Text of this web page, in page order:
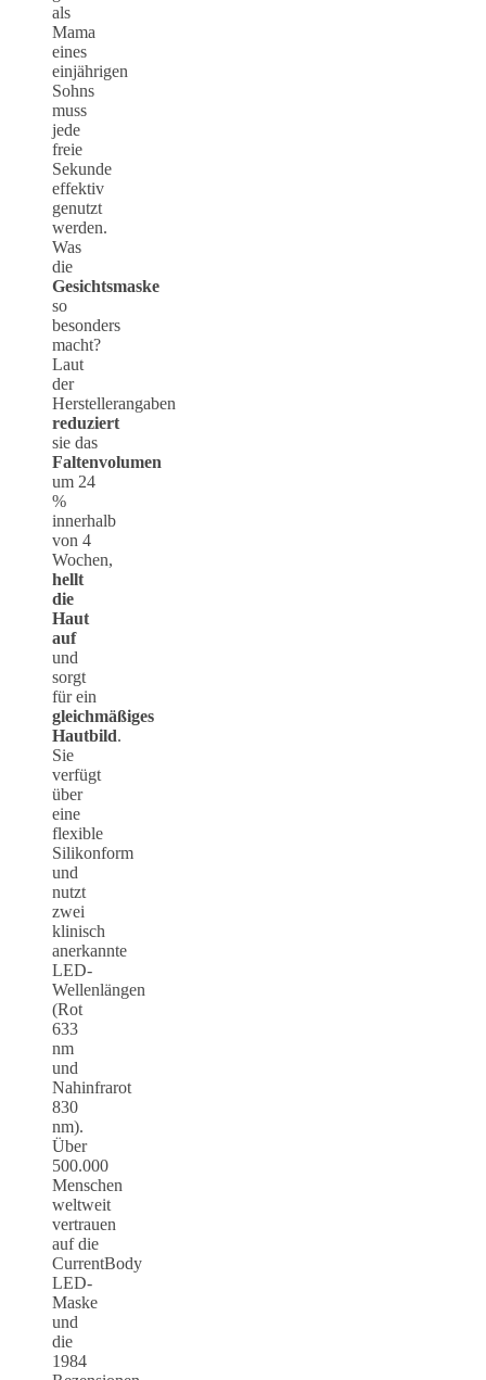
als
Mama
eines
einjährigen
Sohns
muss
jede
freie
Sekunde
effektiv
genutzt
werden.
Was
die
Gesichtsmaske
so
besonders
macht?
Laut
der
Herstellerangaben
reduziert
sie das
Faltenvolumen
um 24
%
innerhalb
von 4
Wochen,
hellt
die
Haut
auf
und
sorgt
für ein
gleichmäßiges
Hautbild.
Sie
verfügt
über
eine
flexible
Silikonform
und
nutzt
zwei
klinisch
anerkannte
LED-
Wellenlängen
(Rot
633
nm
und
Nahinfrarot
830
nm).
Über
500.000
Menschen
weltweit
vertrauen
auf die
CurrentBody
LED-
Maske
und
die
1984